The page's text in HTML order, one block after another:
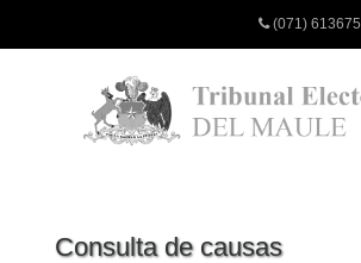
(071) 613675
Consulta de causas